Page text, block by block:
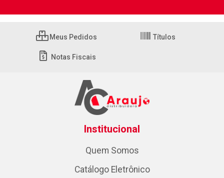
Meus Pedidos Títulos
Notas Fiscais
Institucional
Quem Somos
Catálogo Eletrônico